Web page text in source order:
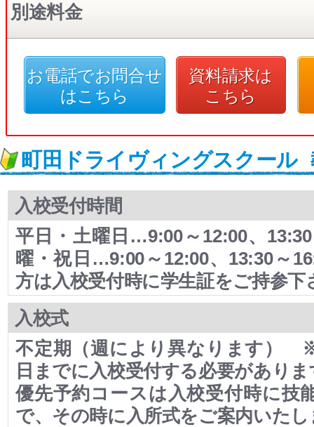
別途料金
お電話でお問合せ
はこちら
資料請求は
こちら
町田ドライヴィングスクール
入校受付時間
平日・土曜日…9:00～12:00、
曜・祝日…9:00～12:00、13:30～
方は入校受付時に学生証をご持参
入校式
不定期（週により異なります）
日までに入校受付する必要がありま
優先予約コースは入校受付時に技
で、その時に入所式をご案内いた